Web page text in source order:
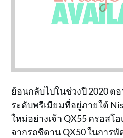
ย้อนกลับไปในช่วงปี 2020 ต
ระดับพรีเมียมที่อยู่ภายใต้
ใหม่อย่างเจ้า QX55 ครอสโ
จากรถซีดาน QX50 ในการพั